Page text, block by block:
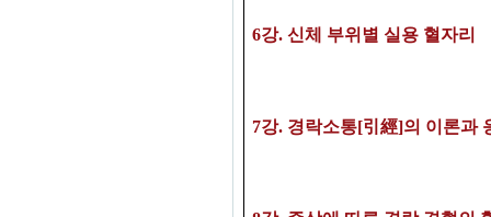
6강. 신체 부위별 실용 혈자리
7강. 경락소통[引經]의 이론과